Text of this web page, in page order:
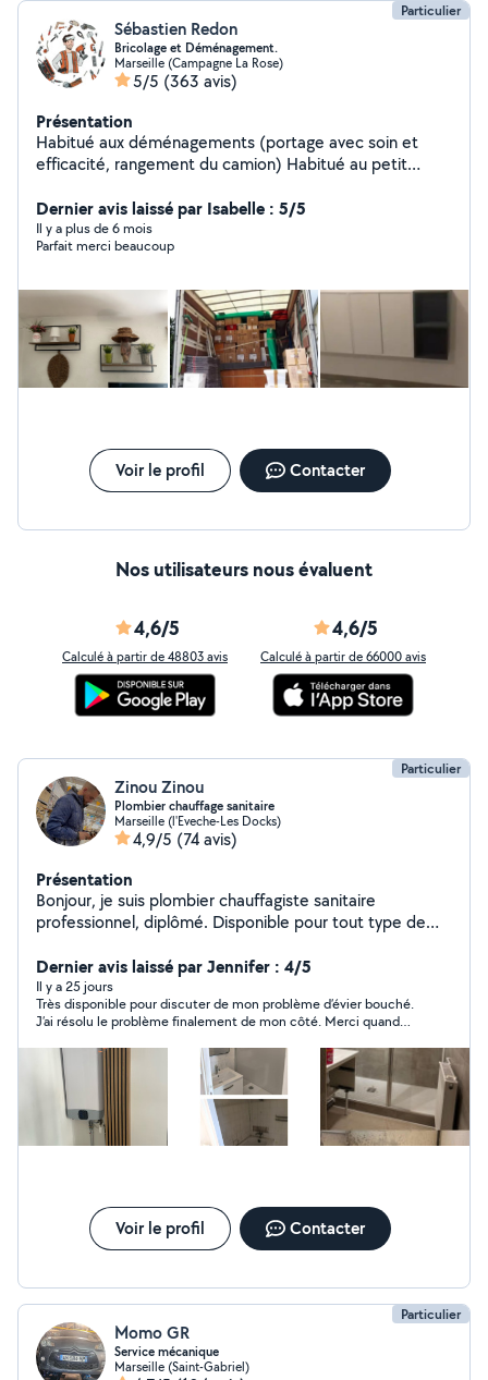
Particulier
Sébastien Redon
Bricolage et Déménagement.
Marseille (Campagne La Rose)
5/5 (363 avis)
Présentation
Habitué aux déménagements (portage avec soin et
efficacité, rangement du camion) Habitué au petit
Fixations au mur : tringles, étagères, télévision,
moustiquaires, stores. - Electricité : luminaires,
ventilateurs de plafond, prises électriques,
silicone, chasse d'eau, raccordement meuble vasque. -
Murs : rebouchage de trous, peinture de petites pièces.
- Divers : poignées de porte, barres de seuil, plaques de
cuisson. Habitué au jardinage : - Taille de haie,
plantation, débroussaillage, entretiens. Disponibilités : -
Dernier avis laissé par Isabelle : 5/5
Il y a plus de 6 mois
Parfait merci beaucoup
Voir le profil Contacter
Nos utilisateurs nous évaluent
4,6/5
Calculé à partir de 48803 avis
4,6/5
Calculé à partir de 66000 avis
Particulier
Zinou Zinou
Plombier chauffage sanitaire
Marseille (l'Eveche-Les Docks)
4,9/5 (74 avis)
Présentation
Bonjour, je suis plombier chauffagiste sanitaire
professionnel, diplômé. Disponible pour tout type de
Dernier avis laissé par Jennifer : 4/5
Il y a 25 jours
Très disponible pour discuter de mon problème d’évier bouché.
J’ai résolu le problème finalement de mon côté. Merci quand
Voir le profil Contacter
Particulier
Momo GR
Service mécanique
Marseille (Saint-Gabriel)